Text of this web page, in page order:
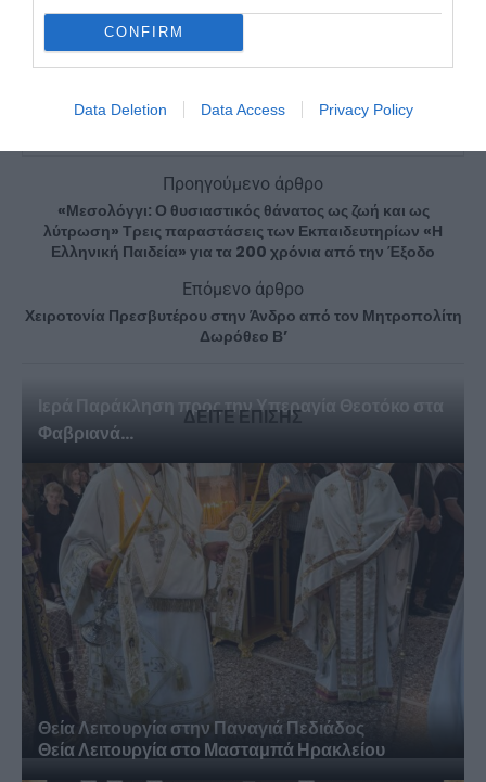
CONFIRM
Data Deletion Data Access Privacy Policy
Προηγούμενο άρθρο
«Μεσολόγγι: Ο θυσιαστικός θάνατος ως ζωή και ως
λύτρωση» Τρεις παραστάσεις των Εκπαιδευτηρίων «Η
Ελληνική Παιδεία» για τα 200 χρόνια από την Έξοδο
Επόμενο άρθρο
Χειροτονία Πρεσβυτέρου στην Άνδρο από τον Μητροπολίτη
Δωρόθεο Β’
ΔΕΙΤΕ ΕΠΙΣΗΣ
Ιερά Παράκληση προς την Υπεραγία Θεοτόκο στα
Φαβριανά...
Θεία Λειτουργία στην Παναγιά Πεδιάδος
Θεία Λειτουργία στο Μασταμπά Ηρακλείου